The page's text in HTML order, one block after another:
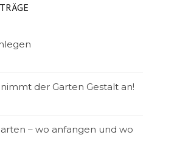
der Garten Gestalt an!
– wo anfangen und wo